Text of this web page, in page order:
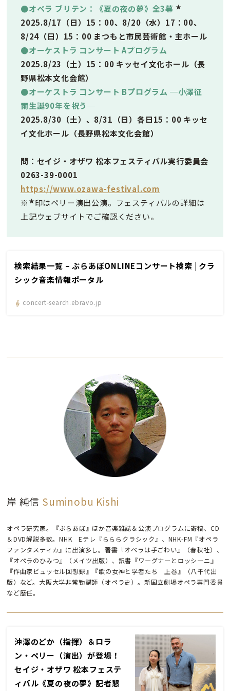
●オペラ ブリテン：《夏の夜の夢》全3幕 ★
2025.8/17（日）15：00、8/20（水）17：00、
8/24（日）15：00 まつもと市民芸術館・主ホール
●オーケストラ コンサート Aプログラム
2025.8/23（土）15：00 キッセイ文化ホール（長
野県松本文化会館）
●オーケストラ コンサート Bプログラム ─小澤征
爾生誕90年を祝う─
2025.8/30（土）、8/31（日）各日15：00 キッセ
イ文化ホール（長野県松本文化会館）
問：セイジ・オザワ 松本フェスティバル実行委員会
0263-39-0001
https://www.ozawa-festival.com
※★印はペリー演出公演。フェスティバルの詳細は
上記ウェブサイトでご確認ください。
検索結果一覧 – ぶらあぼONLINEコンサート検索 | クラ
シック音楽情報ポータル
concert-search.ebravo.jp
岸 純信 Suminobu Kishi
オペラ研究家。『ぶらあぼ』ほか音楽雑誌＆公演プログラムに寄稿、CD
＆DVD解説多数。NHK Eテレ『らららクラシック』、NHK-FM『オペラ
ファンタスティカ』に出演多し。著書『オペラは手ごわい』（春秋社）、
『オペラのひみつ』（メイツ出版）、訳書『ワーグナーとロッシーニ』
『作曲家ビュッセル回想録』『歌の女神と学者たち 上巻』（八千代出
版）など。大阪大学非常勤講師（オペラ史）。新国立劇場オペラ専門委員
など歴任。
沖澤のどか（指揮）＆ロラ
ン・ペリー（演出）が登場！
セイジ・オザワ 松本フェステ
ィバル《夏の夜の夢》記者懇